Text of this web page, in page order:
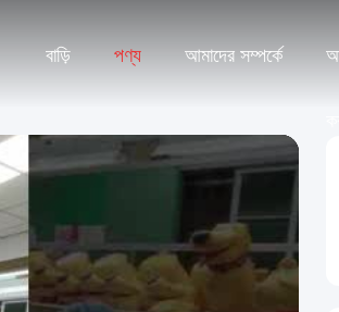
বাড়ি পণ্য আমাদের সম্পর্কে